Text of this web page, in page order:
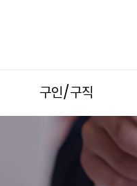
구인/구직